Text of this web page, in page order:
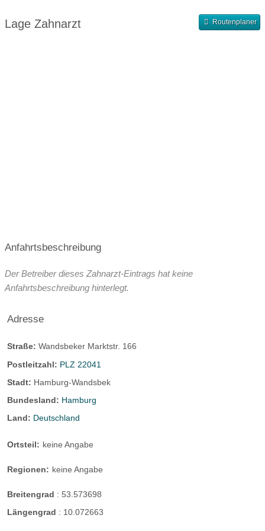
Samstagssprechstunde
Lage Zahnarzt Routenplaner
Anfahrtsbeschreibung
Der Betreiber dieses Zahnarzt-Eintrags hat keine
Anfahrtsbeschreibung hinterlegt.
Adresse
Straße: Wandsbeker Marktstr. 166
Postleitzahl: PLZ 22041
Stadt: Hamburg-Wandsbek
Bundesland: Hamburg
Land: Deutschland
Ortsteil: keine Angabe
Regionen: keine Angabe
Breitengrad : 53.573698
Längengrad : 10.072663